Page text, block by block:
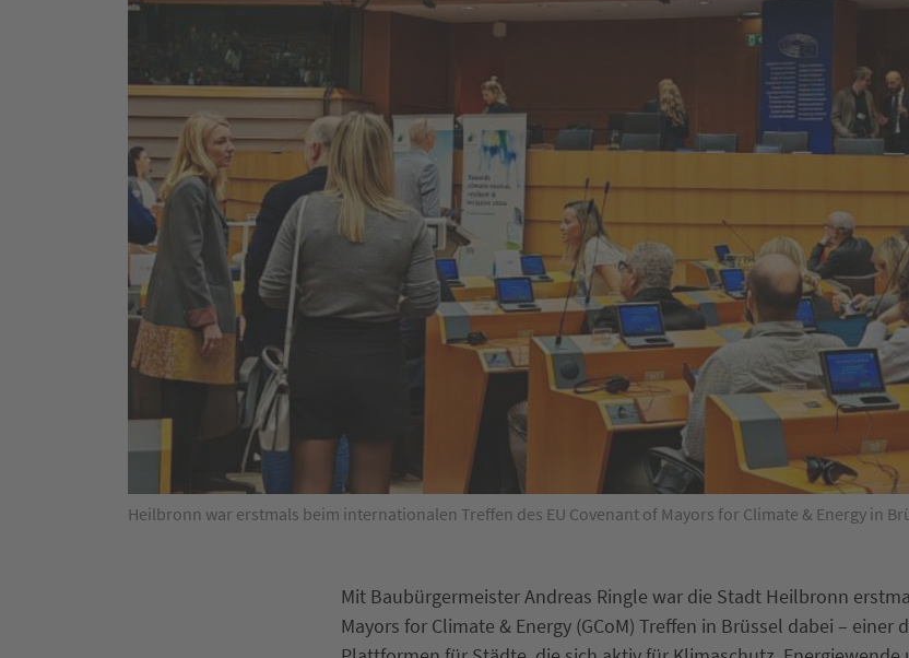
Heilbronn war erstmals beim internationalen Treffen des EU Covenant of Mayors for Climate & Energy in
Mit Baubürgermeister Andreas Ringle war die Stadt Heilbronn
Mayors for Climate & Energy (GCoM) Treffen in Brüssel dabei –